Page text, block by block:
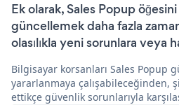
Ek olarak, Sales Popup
güncellemek daha fazla
olasılıkla yeni sorunlara veya
Bilgisayar korsanları Sales Popup
yararlanmaya çalışabileceğinden,
ettikçe güvenlik sorunlarıyla